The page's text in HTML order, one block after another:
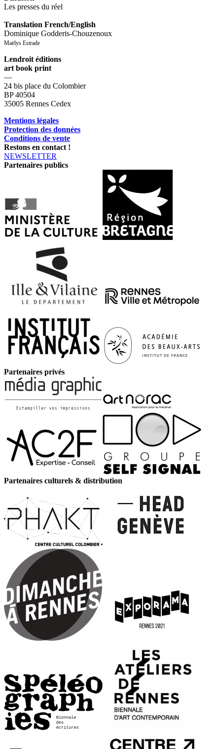
Les presses du réel
Translation French/English
Dominique Godderis-Chouzenoux
Maëlys Estrade
Lendroit éditions
art book print
—
24 bis place du Colombier
BP 40504
35005 Rennes Cedex
Mentions légales
Protection des données
Conditions de vente
Restons en contact !
NEWSLETTER
Partenaires publics
Partenaires privés
Partenaires culturels & distribution